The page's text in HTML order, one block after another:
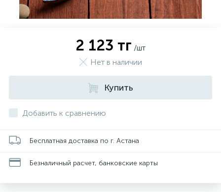
2 123 тг /шт
Нет в наличии
Купить
Добавить к сравнению
Бесплатная доставка по г. Астана
Безналичный расчет, банковские карты